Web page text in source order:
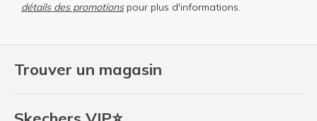
Trouver un magasin
détails des promotionspour plus d'informations.